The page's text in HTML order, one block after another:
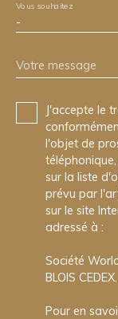
-
Vous souhaitez
Votre message
J'accepte le
l'objet de
sur la liste
prévu par
sur le site
adressé à :
Société
BLOIS CEDEX.
Pour en